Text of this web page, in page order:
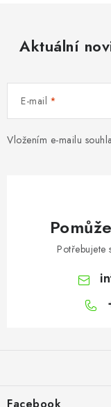
Aktuální
E-mail
Vložením e-mailu
Potřebujete
aFacebook